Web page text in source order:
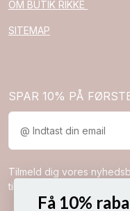
OM BUTIK RIKKE
SITEMAP
SPAR 10% PÅ
Tilmeld dig vores
tilbud direkte i din
Få 10%